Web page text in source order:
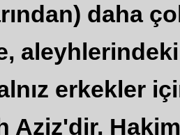
daha
erkekler
Aziz'dir.